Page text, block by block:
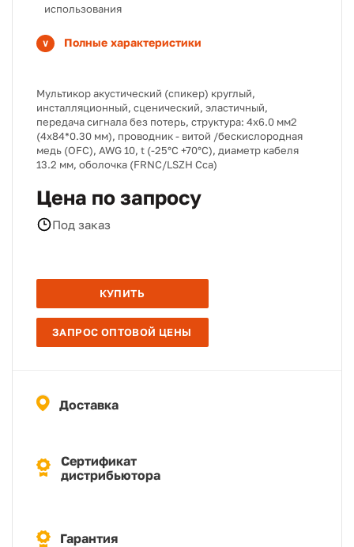
использования
Полные характеристики
Мультикор акустический (спикер) круглый,
инсталляционный, сценический, эластичный,
передача сигнала без потерь, структура: 4х6.0 мм2
(4х84*0.30 мм), проводник - витой /бескислородная
медь (OFC), AWG 10, t (-25°C +70°C), диаметр кабеля
13.2 мм, оболочка (FRNC/LSZH Cca)
Цена по запросу
Под заказ
КУПИТЬ
ЗАПРОС ОПТОВОЙ ЦЕНЫ
Доставка
Сертификат
дистрибьютора
Гарантия